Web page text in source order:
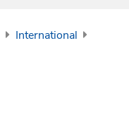
International